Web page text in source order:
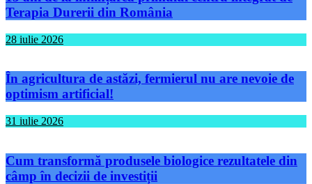
Terapia Durerii din România
28 iulie 2026
În agricultura de astăzi, fermierul nu are nevoie de
optimism artificial!
31 iulie 2026
Cum transformă produsele biologice rezultatele din
câmp în decizii de investiții